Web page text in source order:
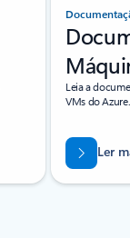
Leia a
VMs do Azure.
Ler